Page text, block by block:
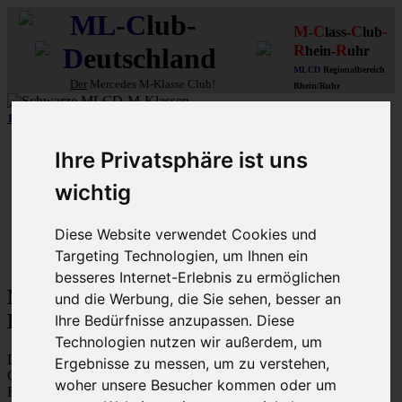
Ihre Privatsphäre ist uns
wichtig
Diese Website verwendet Cookies und
Targeting Technologien, um Ihnen ein
besseres Internet-Erlebnis zu ermöglichen
und die Werbung, die Sie sehen, besser an
Ihre Bedürfnisse anzupassen. Diese
Technologien nutzen wir außerdem, um
Ergebnisse zu messen, um zu verstehen,
woher unsere Besucher kommen oder um
ML-Club-
Deutschland
Der Mercedes M-Klasse Club!
M-Class-Club-
Rhein-Ruhr
MLCD Regionalbereich
Rhein/Ruhr
12 aus mehr als 170
Ungelesene
MLCD-Ausstellung
FAQ
MLCD-Seiten
MLCD-Foren-Übersicht
M-Klasse MLCD-Foren des ML-Club-
Deutschland - Datenschutzerklärung
Diese Richtlinie beschreibt, wie „M-Klasse MLCD-Foren des ML-
Club-Deutschland“ („https://www.mlcd.de/MLCDForen“) (im
Folgenden „der Betreiber“) die Daten verwendet, die während